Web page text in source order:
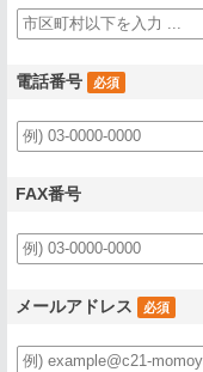
電話番号 必須
FAX番号
メールアドレス 必須